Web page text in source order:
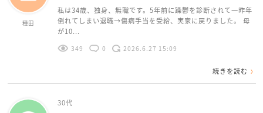
種田
私は34歳、独身、無職です。5年前に躁鬱を診断されて一昨年
倒れてしまい退職→傷病手当を受給、実家に戻りました。 母
が10...
349 0 2026.6.27 15:09
続きを読む
30代